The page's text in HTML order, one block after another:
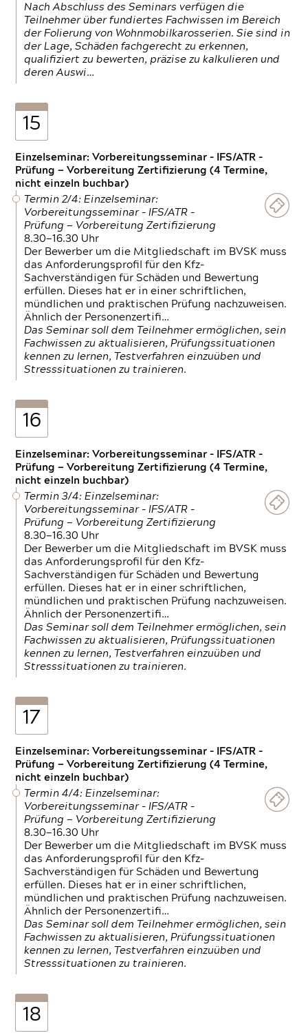
Nach Abschluss des Seminars verfügen die
Teilnehmer über fundiertes Fachwissen im Bereich
der Folierung von Wohnmobilkarosserien. Sie sind in
der Lage, Schäden fachgerecht zu erkennen,
qualifiziert zu bewerten, präzise zu kalkulieren und
deren Auswi…
15
Einzelseminar: Vorbereitungsseminar - IFS/ATR -
Prüfung — Vorbereitung Zertifizierung (4 Termine,
nicht einzeln buchbar)
Termin 2/4: Einzelseminar:
Vorbereitungsseminar - IFS/ATR -
Prüfung — Vorbereitung Zertifizierung
8.30—16.30 Uhr
Der Bewerber um die Mitgliedschaft im BVSK muss
das Anforderungsprofil für den Kfz-
Sachverständigen für Schäden und Bewertung
erfüllen. Dieses hat er in einer schriftlichen,
mündlichen und praktischen Prüfung nachzuweisen.
Ähnlich der Personenzertifi…
Das Seminar soll dem Teilnehmer ermöglichen, sein
Fachwissen zu aktualisieren, Prüfungssituationen
kennen zu lernen, Testverfahren einzuüben und
Stresssituationen zu trainieren.
16
Einzelseminar: Vorbereitungsseminar - IFS/ATR -
Prüfung — Vorbereitung Zertifizierung (4 Termine,
nicht einzeln buchbar)
Termin 3/4: Einzelseminar:
Vorbereitungsseminar - IFS/ATR -
Prüfung — Vorbereitung Zertifizierung
8.30—16.30 Uhr
Der Bewerber um die Mitgliedschaft im BVSK muss
das Anforderungsprofil für den Kfz-
Sachverständigen für Schäden und Bewertung
erfüllen. Dieses hat er in einer schriftlichen,
mündlichen und praktischen Prüfung nachzuweisen.
Ähnlich der Personenzertifi…
Das Seminar soll dem Teilnehmer ermöglichen, sein
Fachwissen zu aktualisieren, Prüfungssituationen
kennen zu lernen, Testverfahren einzuüben und
Stresssituationen zu trainieren.
17
Einzelseminar: Vorbereitungsseminar - IFS/ATR -
Prüfung — Vorbereitung Zertifizierung (4 Termine,
nicht einzeln buchbar)
Termin 4/4: Einzelseminar:
Vorbereitungsseminar - IFS/ATR -
Prüfung — Vorbereitung Zertifizierung
8.30—16.30 Uhr
Der Bewerber um die Mitgliedschaft im BVSK muss
das Anforderungsprofil für den Kfz-
Sachverständigen für Schäden und Bewertung
erfüllen. Dieses hat er in einer schriftlichen,
mündlichen und praktischen Prüfung nachzuweisen.
Ähnlich der Personenzertifi…
Das Seminar soll dem Teilnehmer ermöglichen, sein
Fachwissen zu aktualisieren, Prüfungssituationen
kennen zu lernen, Testverfahren einzuüben und
Stresssituationen zu trainieren.
18